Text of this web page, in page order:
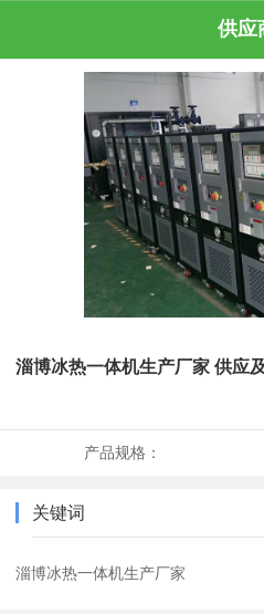
供应
淄博冰热一体机生产厂家 供应
产品规格：
关键词
淄博冰热一体机生产厂家